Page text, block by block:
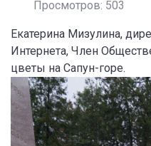
Просмотров: 503
Екатерина Мизулина,
Интернета, Член
цветы на Сапун-горе.